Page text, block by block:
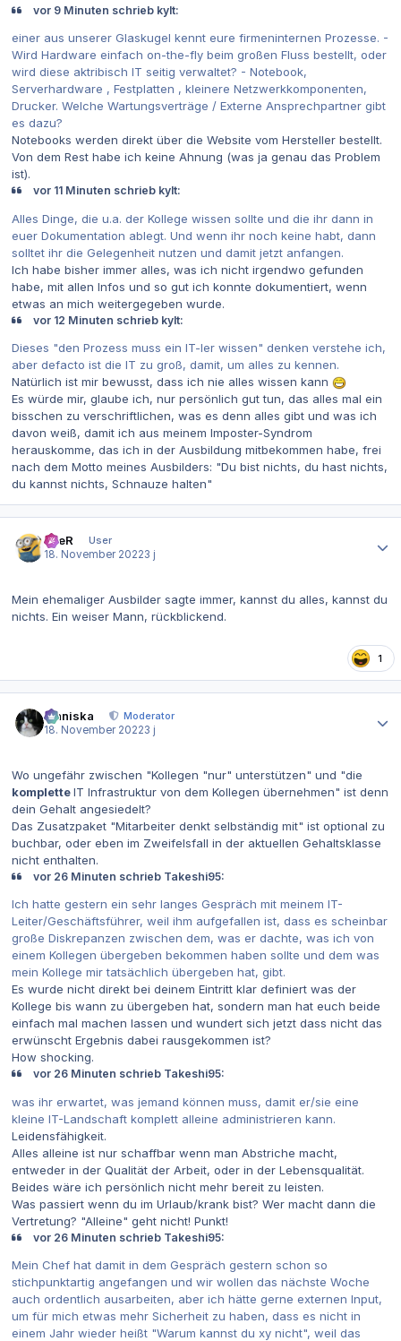
vor 9 Minuten schrieb kylt:
einer aus unserer Glaskugel kennt eure firmeninternen Prozesse. -
Wird Hardware einfach on-the-fly beim großen Fluss bestellt, oder
wird diese aktribisch IT seitig verwaltet? - Notebook,
Serverhardware , Festplatten , kleinere Netzwerkkomponenten,
Drucker. Welche Wartungsverträge / Externe Ansprechpartner gibt
es dazu?
Notebooks werden direkt über die Website vom Hersteller bestellt.
Von dem Rest habe ich keine Ahnung (was ja genau das Problem
ist).
vor 11 Minuten schrieb kylt:
Alles Dinge, die u.a. der Kollege wissen sollte und die ihr dann in
euer Dokumentation ablegt. Und wenn ihr noch keine habt, dann
solltet ihr die Gelegenheit nutzen und damit jetzt anfangen.
Ich habe bisher immer alles, was ich nicht irgendwo gefunden
habe, mit allen Infos und so gut ich konnte dokumentiert, wenn
etwas an mich weitergegeben wurde.
vor 12 Minuten schrieb kylt:
Dieses "den Prozess muss ein IT-ler wissen" denken verstehe ich,
aber defacto ist die IT zu groß, damit, um alles zu kennen.
Natürlich ist mir bewusst, dass ich nie alles wissen kann
Es würde mir, glaube ich, nur persönlich gut tun, das alles mal ein
bisschen zu verschriftlichen, was es denn alles gibt und was ich
davon weiß, damit ich aus meinem Imposter-Syndrom
herauskomme, das ich in der Ausbildung mitbekommen habe, frei
nach dem Motto meines Ausbilders: "Du bist nichts, du hast nichts,
du kannst nichts, Schnauze halten"
eneR
User
18. November 20223 j
Mein ehemaliger Ausbilder sagte immer, kannst du alles, kannst du
nichts. Ein weiser Mann, rückblickend.
1
Maniska
Moderator
18. November 20223 j
Wo ungefähr zwischen "Kollegen "nur" unterstützen" und "die
kompletteIT Infrastruktur von dem Kollegen übernehmen" ist denn
dein Gehalt angesiedelt?
Das Zusatzpaket "Mitarbeiter denkt selbständig mit" ist optional zu
buchbar, oder eben im Zweifelsfall in der aktuellen Gehaltsklasse
nicht enthalten.
vor 26 Minuten schrieb Takeshi95:
Ich hatte gestern ein sehr langes Gespräch mit meinem IT-
Leiter/Geschäftsführer, weil ihm aufgefallen ist, dass es scheinbar
große Diskrepanzen zwischen dem, was er dachte, was ich von
einem Kollegen übergeben bekommen haben sollte und dem was
mein Kollege mir tatsächlich übergeben hat, gibt.
Es wurde nicht direkt bei deinem Eintritt klar definiert was der
Kollege bis wann zu übergeben hat, sondern man hat euch beide
einfach mal machen lassen und wundert sich jetzt dass nicht das
erwünscht Ergebnis dabei rausgekommen ist?
How shocking.
vor 26 Minuten schrieb Takeshi95:
was ihr erwartet, was jemand können muss, damit er/sie eine
kleine IT-Landschaft komplett alleine administrieren kann.
Leidensfähigkeit.
Alles alleine ist nur schaffbar wenn man Abstriche macht,
entweder in der Qualität der Arbeit, oder in der Lebensqualität.
Beides wäre ich persönlich nicht mehr bereit zu leisten.
Was passiert wenn du im Urlaub/krank bist? Wer macht dann die
Vertretung? "Alleine" geht nicht! Punkt!
vor 26 Minuten schrieb Takeshi95:
Mein Chef hat damit in dem Gespräch gestern schon so
stichpunktartig angefangen und wir wollen das nächste Woche
auch ordentlich ausarbeiten, aber ich hätte gerne externen Input,
um für mich etwas mehr Sicherheit zu haben, dass es nicht in
einem Jahr wieder heißt "Warum kannst du xy nicht", weil das